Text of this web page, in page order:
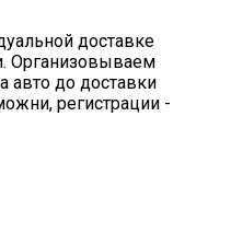
доставке
Организовываем
авто до доставки
регистрации -